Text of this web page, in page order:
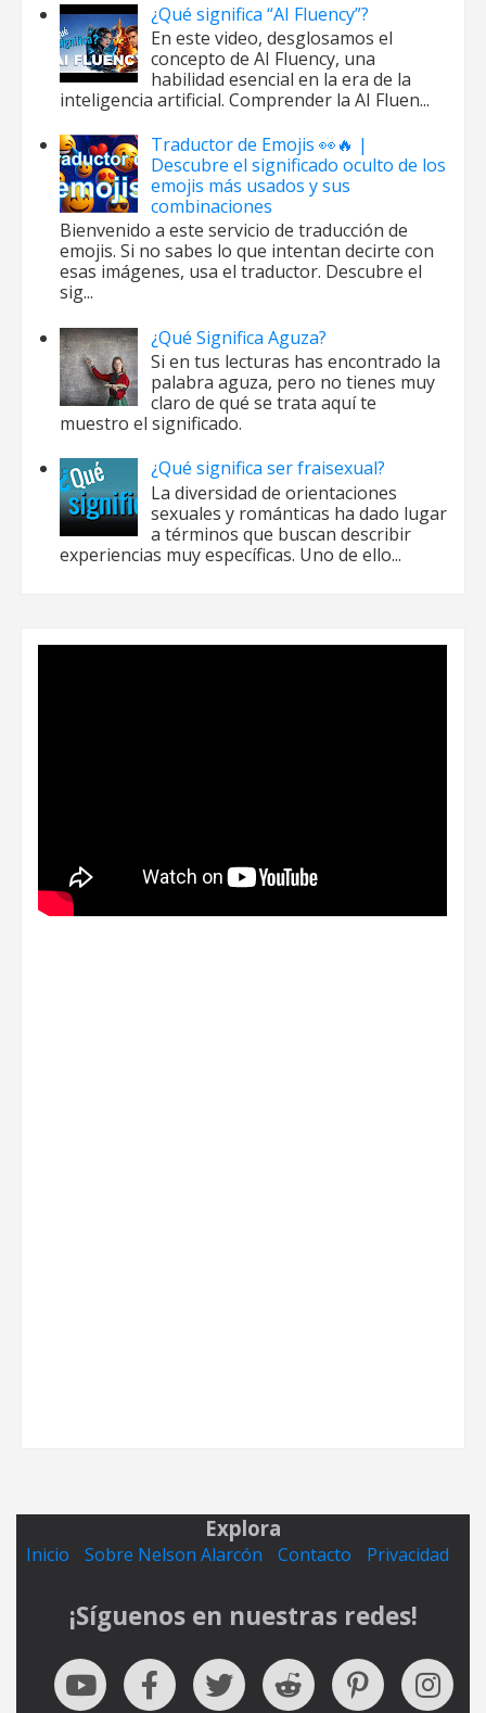
¿Qué significa “AI Fluency”?
En este video, desglosamos el
concepto de AI Fluency, una
habilidad esencial en la era de la
inteligencia artificial. Comprender la AI Fluen...
Traductor de Emojis 👀🔥 |
Descubre el significado oculto de los
emojis más usados y sus
combinaciones
Bienvenido a este servicio de traducción de
emojis. Si no sabes lo que intentan decirte con
esas imágenes, usa el traductor. Descubre el
sig...
¿Qué Significa Aguza?
Si en tus lecturas has encontrado la
palabra aguza, pero no tienes muy
claro de qué se trata aquí te
muestro el significado.
¿Qué significa ser fraisexual?
La diversidad de orientaciones
sexuales y románticas ha dado lugar
a términos que buscan describir
experiencias muy específicas. Uno de ello...
Explora
Inicio Sobre Nelson Alarcón Contacto Privacidad
¡Síguenos en nuestras redes!